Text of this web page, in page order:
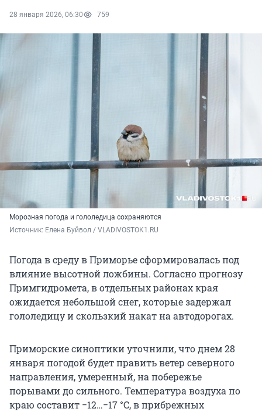
28 января 2026, 06:30 759
Морозная погода и гололедица сохраняются
Источник: Елена Буйвол / VLADIVOSTOK1.RU
Погода в среду в Приморье сформировалась под
влияние высотной ложбины. Согласно прогнозу
Примгидромета, в отдельных районах края
ожидается небольшой снег, которые задержал
гололедицу и скользкий накат на автодорогах.
Приморские синоптики уточнили, что днем 28
января погодой будет править ветер северного
направления, умеренный, на побережье
порывами до сильного. Температура воздуха по
краю составит −12…−17 °C, в прибрежных